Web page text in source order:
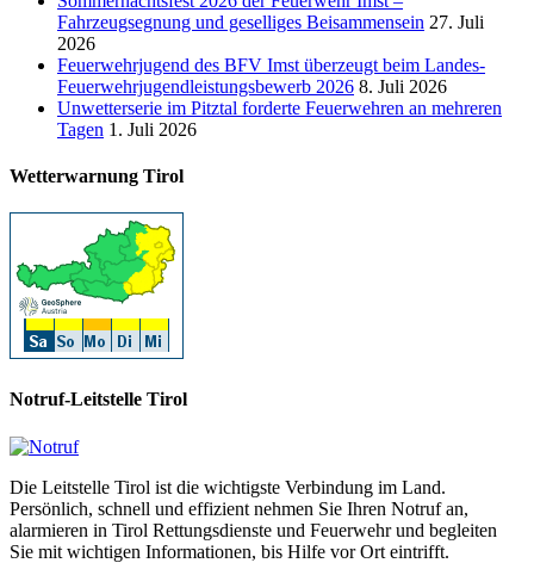
Fahrzeugsegnung und geselliges Beisammensein 27. Juli
2026
Feuerwehrjugend des BFV Imst überzeugt beim Landes-
Feuerwehrjugendleistungsbewerb 2026 8. Juli 2026
Unwetterserie im Pitztal forderte Feuerwehren an mehreren
Tagen 1. Juli 2026
Wetterwarnung Tirol
Notruf-Leitstelle Tirol
Die Leitstelle Tirol ist die wichtigste Verbindung im Land.
Persönlich, schnell und effizient nehmen Sie Ihren Notruf an,
alarmieren in Tirol Rettungsdienste und Feuerwehr und begleiten
Sie mit wichtigen Informationen, bis Hilfe vor Ort eintrifft.